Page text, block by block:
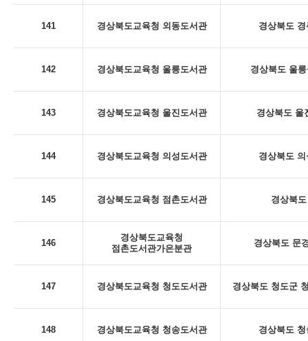
141 경상북도교육청 외동도서관 경상북도
142 경상북도교육청 울릉도서관 경상북도 울
143 경상북도교육청 울진도서관 경상북도 울
144 경상북도교육청 의성도서관 경상북도
145 경상북도교육청 점촌도서관 경상북
146
경상북도교육청
점촌도서관가은분관
경상북도 문
147 경상북도교육청 청도도서관 경상북도 청도군
148 경상북도교육청 청송도서관 경상북도